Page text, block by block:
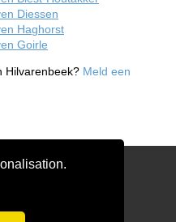
Diessen
Haghorst
Goirle
Hilvarenbeek? Meld een
Vergelijken